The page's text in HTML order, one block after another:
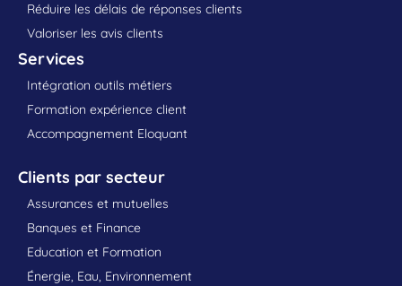
Réduire les délais de réponses clients
Valoriser les avis clients
Services
Intégration outils métiers
Formation expérience client
Accompagnement Eloquant
Clients par secteur
Assurances et mutuelles
Banques et Finance
Education et Formation
Énergie, Eau, Environnement